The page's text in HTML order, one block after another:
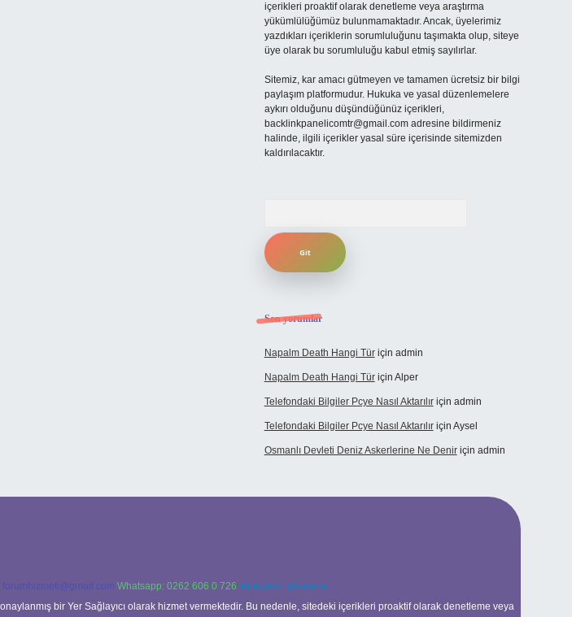
içerikleri proaktif olarak denetleme veya araştırma
yükümlülüğümüz bulunmamaktadır. Ancak, üyelerimiz
yazdıkları içeriklerin sorumluluğunu taşımakta olup, siteye
üye olarak bu sorumluluğu kabul etmiş sayılırlar.
Sitemiz, kar amacı gütmeyen ve tamamen ücretsiz bir bilgi
paylaşım platformudur. Hukuka ve yasal düzenlemelere
aykırı olduğunu düşündüğünüz içerikleri,
backlinkpanelicomtr@gmail.comadresine bildirmeniz
halinde, ilgili içerikler yasal süre içerisinde sitemizden
kaldırılacaktır.
Son yorumlar
Napalm Death Hangi Türiçin admin
Napalm Death Hangi Türiçin Alper
Telefondaki Bilgiler Pcye Nasıl Aktarılıriçin admin
Telefondaki Bilgiler Pcye Nasıl Aktarılıriçin Aysel
Osmanlı Devleti Deniz Askerlerine Ne Deniriçin admin
forumhizmeti@gmail.com Whatsapp: 0262 606 0 726 Telegram: @karabul
bir Yer Sağlayıcı olarak hizmet vermektedir. Bu nedenle, sitedeki içerikleri proaktif olarak denetleme veya